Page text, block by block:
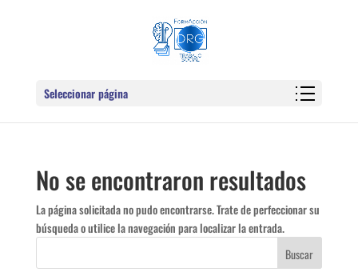
Seleccionar página
No se encontraron resultados
La página solicitada no pudo encontrarse. Trate de perfeccionar su
búsqueda o utilice la navegación para localizar la entrada.